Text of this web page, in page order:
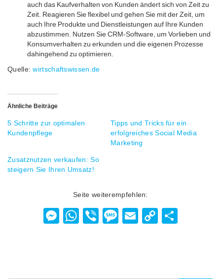
auch das Kaufverhalten von Kunden ändert sich von Zeit zu
Zeit. Reagieren Sie flexibel und gehen Sie mit der Zeit, um
auch Ihre Produkte und Dienstleistungen auf Ihre Kunden
abzustimmen. Nutzen Sie CRM-Software, um Vorlieben und
Konsumverhalten zu erkunden und die eigenen Prozesse
dahingehend zu optimieren.
Quelle:wirtschaftswissen.de
Ähnliche Beiträge
5 Schritte zur optimalen
Kundenpflege
Tipps und Tricks für ein
erfolgreiches Social Media
Marketing
Zusatznutzen verkaufen: So
steigern Sie Ihren Umsatz!
Seite weiterempfehlen:
Messenger
WhatsApp
ViberMessage
EmailCopy